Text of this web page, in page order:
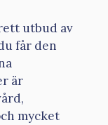
utbud av
får den
är
mycket